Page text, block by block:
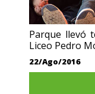
Parque llevó
Liceo Pedro
22/Ago/2016